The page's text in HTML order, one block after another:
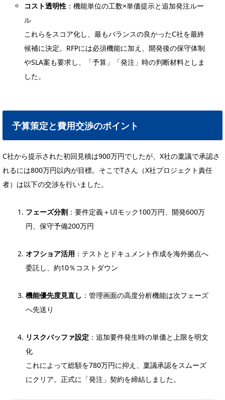
コスト透明性 ：機能単位の工数×単価提示と追加発注ルー
ル
これらをスコア化し、最もバランスの良かったC社を最終
候補に決定。RFPには必須機能に加え、開発後の保守体制
やSLA案も要求し、「予算」「発注」時の判断材料としま
した。
予算策定と費用交渉のポイント
C社から提示された初回見積は900万円でしたが、X社の稟議で承認さ
れるには800万円以内が目標。そこでTさん（X社プロジェクト責任
者）は以下の交渉を行いました。
フェーズ分割 ：要件定義＋UIモック100万円、開発600万
円、保守予備200万円
オフショア活用 ：テストとドキュメント作成を海外拠点へ
委託し、約10％コストダウン
機能優先度見直し ：管理画面の高度分析機能は次フェーズ
へ先送り
リスクバッファ設定 ：追加要件発生時の単価と上限を明文
化
これによって総額を780万円に抑え、稟議承認をスムーズ
にクリア。正式に「発注」契約を締結しました。